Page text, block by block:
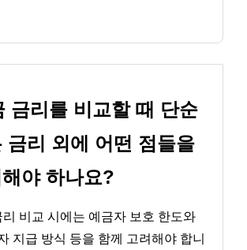
금리를 비교할 때 단순
금리 외에 어떤 점들을
야 하나요?
리 비교 시에는 예금자 보호 한도와
지급 방식 등을 함께 고려해야 합니